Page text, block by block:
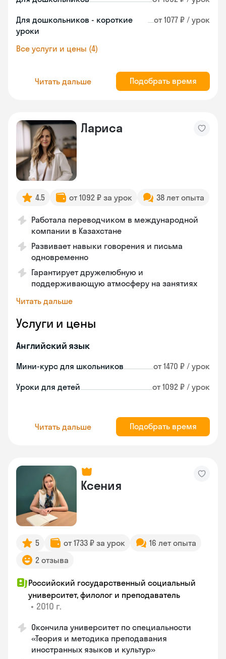
Для дошкольников - короткие
уроки
от 1077 ₽ / урок
Все услуги и цены (4)
Читать дальше Подобрать время
Лариса
4.5 от 1092 ₽ за урок 38 лет опыта
Работала переводчиком в международной
компании в Казахстане
Развивает навыки говорения и письма
одновременно
Гарантирует дружелюбную и
поддерживающую атмосферу на занятиях
Читать дальше
Услуги и цены
Английский язык
Мини-курс для школьников от 1470 ₽ / урок
Уроки для детей от 1092 ₽ / урок
Читать дальше Подобрать время
Ксения
5 от 1733 ₽ за урок
16 лет опыта
2 отзыва
Российский государственный социальный
университет, филолог и преподаватель
• 2010 г.
Окончила университет по специальности
«Теория и методика преподавания
иностранных языков и культур»